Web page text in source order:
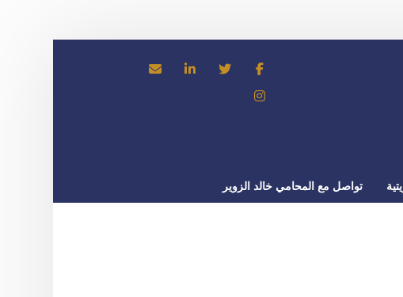
تواصل مع المحامي خالد الزوير